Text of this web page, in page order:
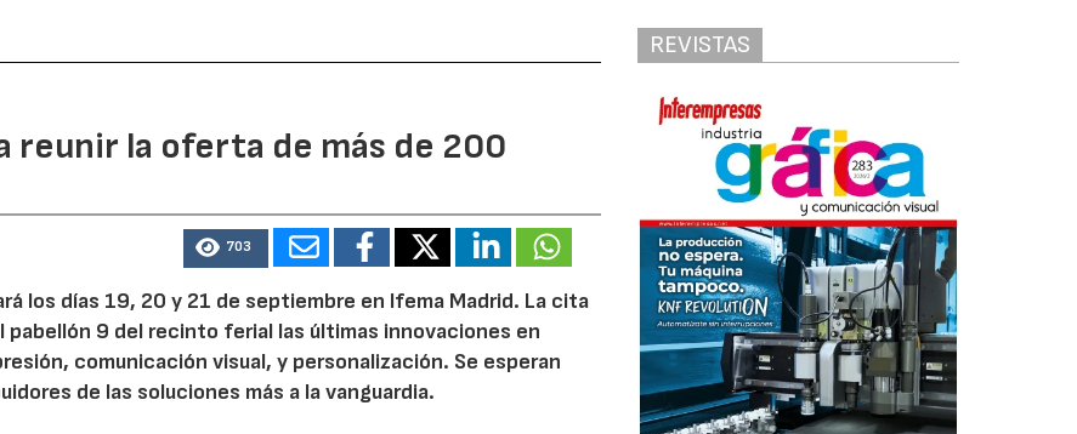
reunir la oferta de más de 200
703
los días 19, 20 y 21 de septiembre en Ifema Madrid. La cita
pabellón 9 del recinto ferial las últimas innovaciones en
comunicación visual, y personalización. Se esperan
de las soluciones más a la vanguardia.
REVISTAS